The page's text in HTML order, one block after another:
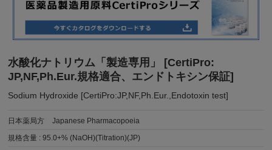
水酸化ナトリウム「製造専用」 [CertiPro:
JP,NF,Ph.Eur.規格適合、エンドトキシン保証]
Sodium Hydroxide [CertiPro:JP,NF,Ph.Eur.,Endotoxin test]
日本薬局方
Japanese Pharmacopoeia
規格含量 :95.0+% (NaOH)(Titration)(JP)